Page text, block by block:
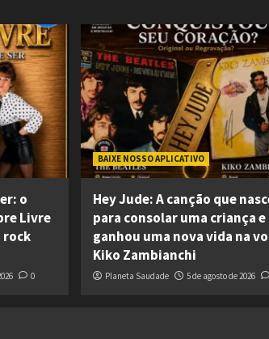
o
Livre
rock
0
BAIXE NOSSO APLICATIVO
Hey Jude: A canção que
para consolar uma criança e
ganhou uma nova vida na
Kiko Zambianchi
Planeta Saudade 5 de agosto de 2026